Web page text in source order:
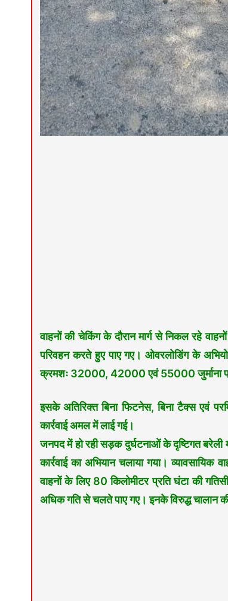
वाहनों की चेकिंग के दौरान मार्ग से निकल रहे
परिवहन करते हुए पाए गए। ओवरलोडिंग के
क्रमशः 32000, 42000 एवं 55000 जुर्माना
इसके अतिरिक्त बिना फिटनेस, बिना टैक्स एवं
कार्रवाई अमल में लाई गई।
जनपद में हो रही सड़क दुर्घटनाओं के दृष्टिगत
कार्रवाई का अभियान चलाया गया।
वाहनों के लिए 80 किलोमीटर प्रति घंटा की
अधिक गति से चलते पाए गए। इनके विरुद्ध चालान